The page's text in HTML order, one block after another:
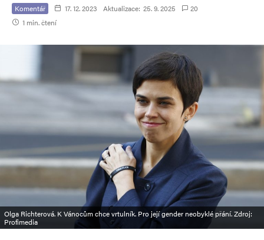
Komentář 17. 12. 2023 Aktualizace: 25. 9. 2025
20
1 min. čtení
Olga Richterová. K Vánocům chce vrtulník. Pro její gender neobyklé přání. Zdroj:
Profimedia